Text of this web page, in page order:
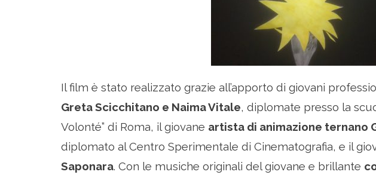
Il film è stato realizzato grazie all’apporto di giovani
Greta Scicchitano e Naima Vitale, diplomate presso la
Volonté” di Roma, il giovane artista di animazione ternano
diplomato al Centro Sperimentale di Cinematografia, e il
Saponara. Con le musiche originali del giovane e brillante